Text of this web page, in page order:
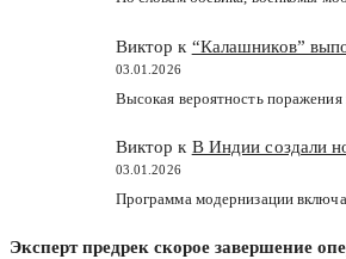
Виктор к “Калашников”
03.01.2026
Высокая вероятность
Виктор к В Индии создали
03.01.2026
Программа модернизации
Эксперт предрек скорое завершение